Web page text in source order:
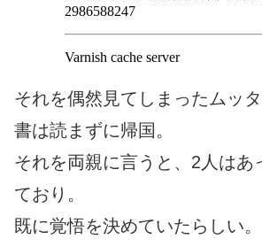
それを偶然見てしまったムッ
書は読まずに帰国。
それを両親に言うと、2人はあ
ており。
既に覚悟を決めていたらしい。